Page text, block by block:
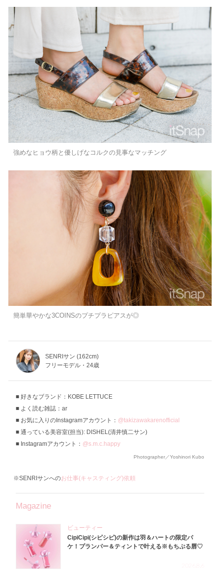
強めなヒョウ柄と優しげなコルクの見事なマッチング
簡単華やかな3COINSのプチプラピアスが◎
SENRIサン (162cm)
フリーモデル・24歳
好きなブランド：KOBE LETTUCE
よく読む雑誌：ar
お気に入りのInstagramアカウント： @takizawakarenofficial
通っている美容室(担当): DISHEL(清井慎二サン)
Instagramアカウント： @s.m.c.happy
Photographer／Yoshinori Kubo
※SENRIサンへのお仕事(キャスティング)依頼
Magazine
ビューティー
CipiCipi(シピシピ)の新作は羽＆ハートの限定パ
ケ！プランパー＆ティントで叶える※もちぷる唇♡